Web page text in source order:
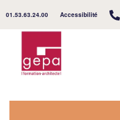
01.53.63.24.00 Accessibilité